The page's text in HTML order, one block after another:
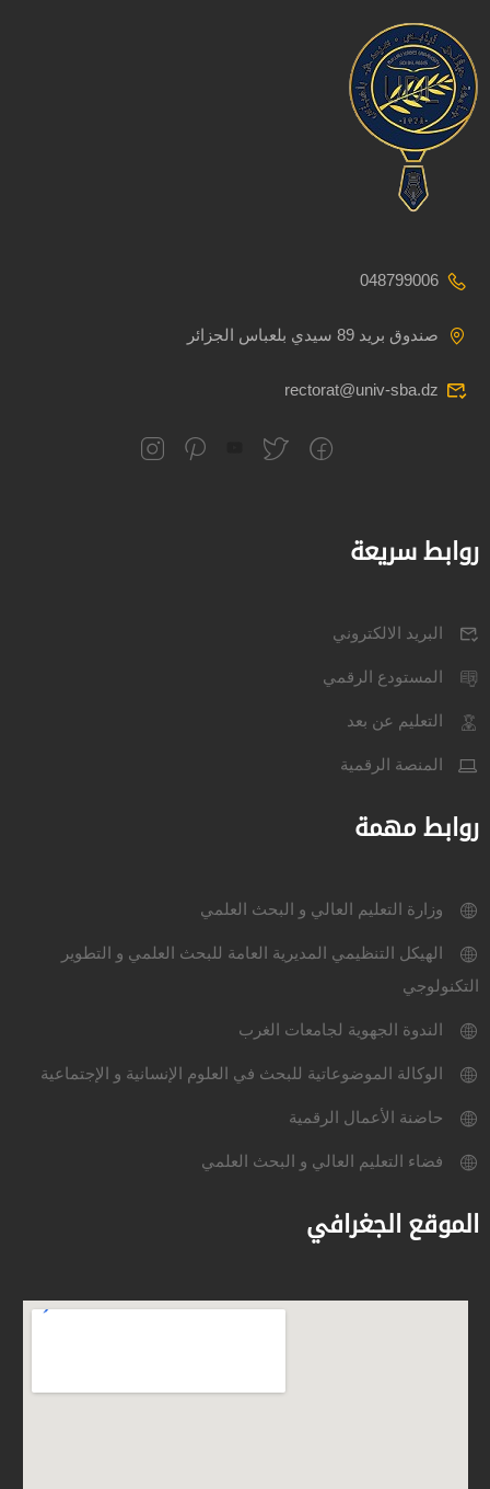
048799006
صندوق بريد 89 سيدي بلعباس الجزائر
rectorat@univ-sba.dz
روابط سريعة
البريد الالكتروني
المستودع الرقمي
التعليم عن بعد
المنصة الرقمية
روابط مهمة
وزارة التعليم العالي و البحث العلمي
الهيكل التنظيمي المديرية العامة للبحث العلمي و التطوير
التكنولوجي
الندوة الجهوية لجامعات الغرب
الوكالة الموضوعاتية للبحث في العلوم الإنسانية و الإجتماعية
حاضنة الأعمال الرقمية
فضاء التعليم العالي و البحث العلمي
الموقع الجغرافي